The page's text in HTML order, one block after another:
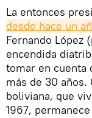
La entonces
desde hace un
Fernando López
encendida
tomar en cuenta
más de 30
boliviana, que
1967,